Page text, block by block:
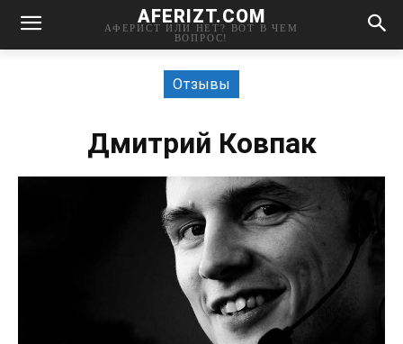
AFERIZT.COM
АФЕРИСТ ИЛИ НЕТ? ВОТ В ЧЕМ
ВОПРОС!
Отзывы
Дмитрий Ковпак